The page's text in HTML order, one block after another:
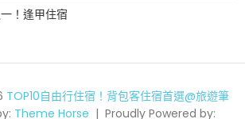
！逢甲住宿
TOP10自由行住宿！背包客住宿首選@旅遊筆
Theme Horse
Proudly Powered by: